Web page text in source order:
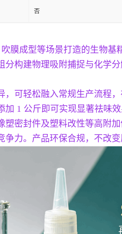
否
膜成型等场景打造的生物
分构建物理吸附捕捉与化学
，可轻松融入常规生产流程
加 1 公斤即可实现显著祛味
密封件及塑料改性等高附
力。产品环保合规，不改